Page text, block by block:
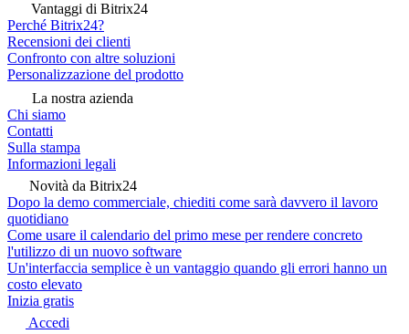
Vantaggi di Bitrix24
Perché Bitrix24?
Recensioni dei clienti
Confronto con altre soluzioni
Personalizzazione del prodotto
La nostra azienda
Chi siamo
Contatti
Sulla stampa
Informazioni legali
Novità da Bitrix24
Dopo la demo commerciale, chiediti come sarà davvero il lavoro
quotidiano
Come usare il calendario del primo mese per rendere concreto
l'utilizzo di un nuovo software
Un'interfaccia semplice è un vantaggio quando gli errori hanno un
costo elevato
Inizia gratis
Accedi